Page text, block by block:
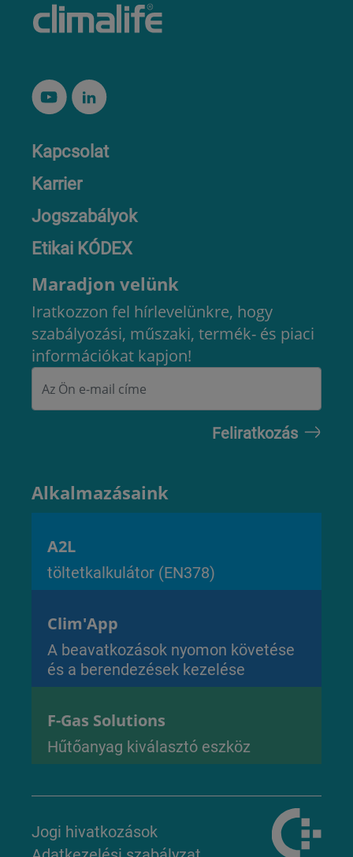
Kapcsolat
Karrier
Jogszabályok
Etikai KÓDEX
Maradjon velünk
Iratkozzon fel hírlevelünkre, hogy
szabályozási, műszaki, termék- és piaci
információkat kapjon!
Alkalmazásaink
A2L
töltetkalkulátor (EN378)
Clim'App
A beavatkozások nyomon követése
és a berendezések kezelése
F-Gas Solutions
Hűtőanyag kiválasztó eszköz
Jogi hivatkozások